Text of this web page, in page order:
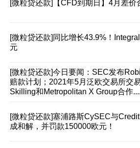
[微粒贷还款] 【CFD到期日】4月差
[微粒贷还款] 同比增长43.9%！
元
[微粒贷还款]今日要闻：SEC发布
赔款计划；2021年5月泛欧交易所交
Skilling和Metropolitan X Group合作
[微粒贷还款]塞浦路斯CySEC与
成和解，并罚款150000欧元！